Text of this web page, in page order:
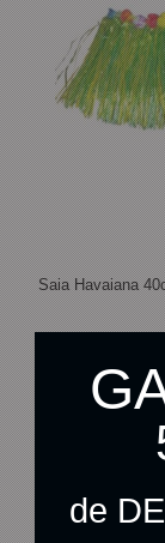
de
Saia Havaiana
R$ 14,00